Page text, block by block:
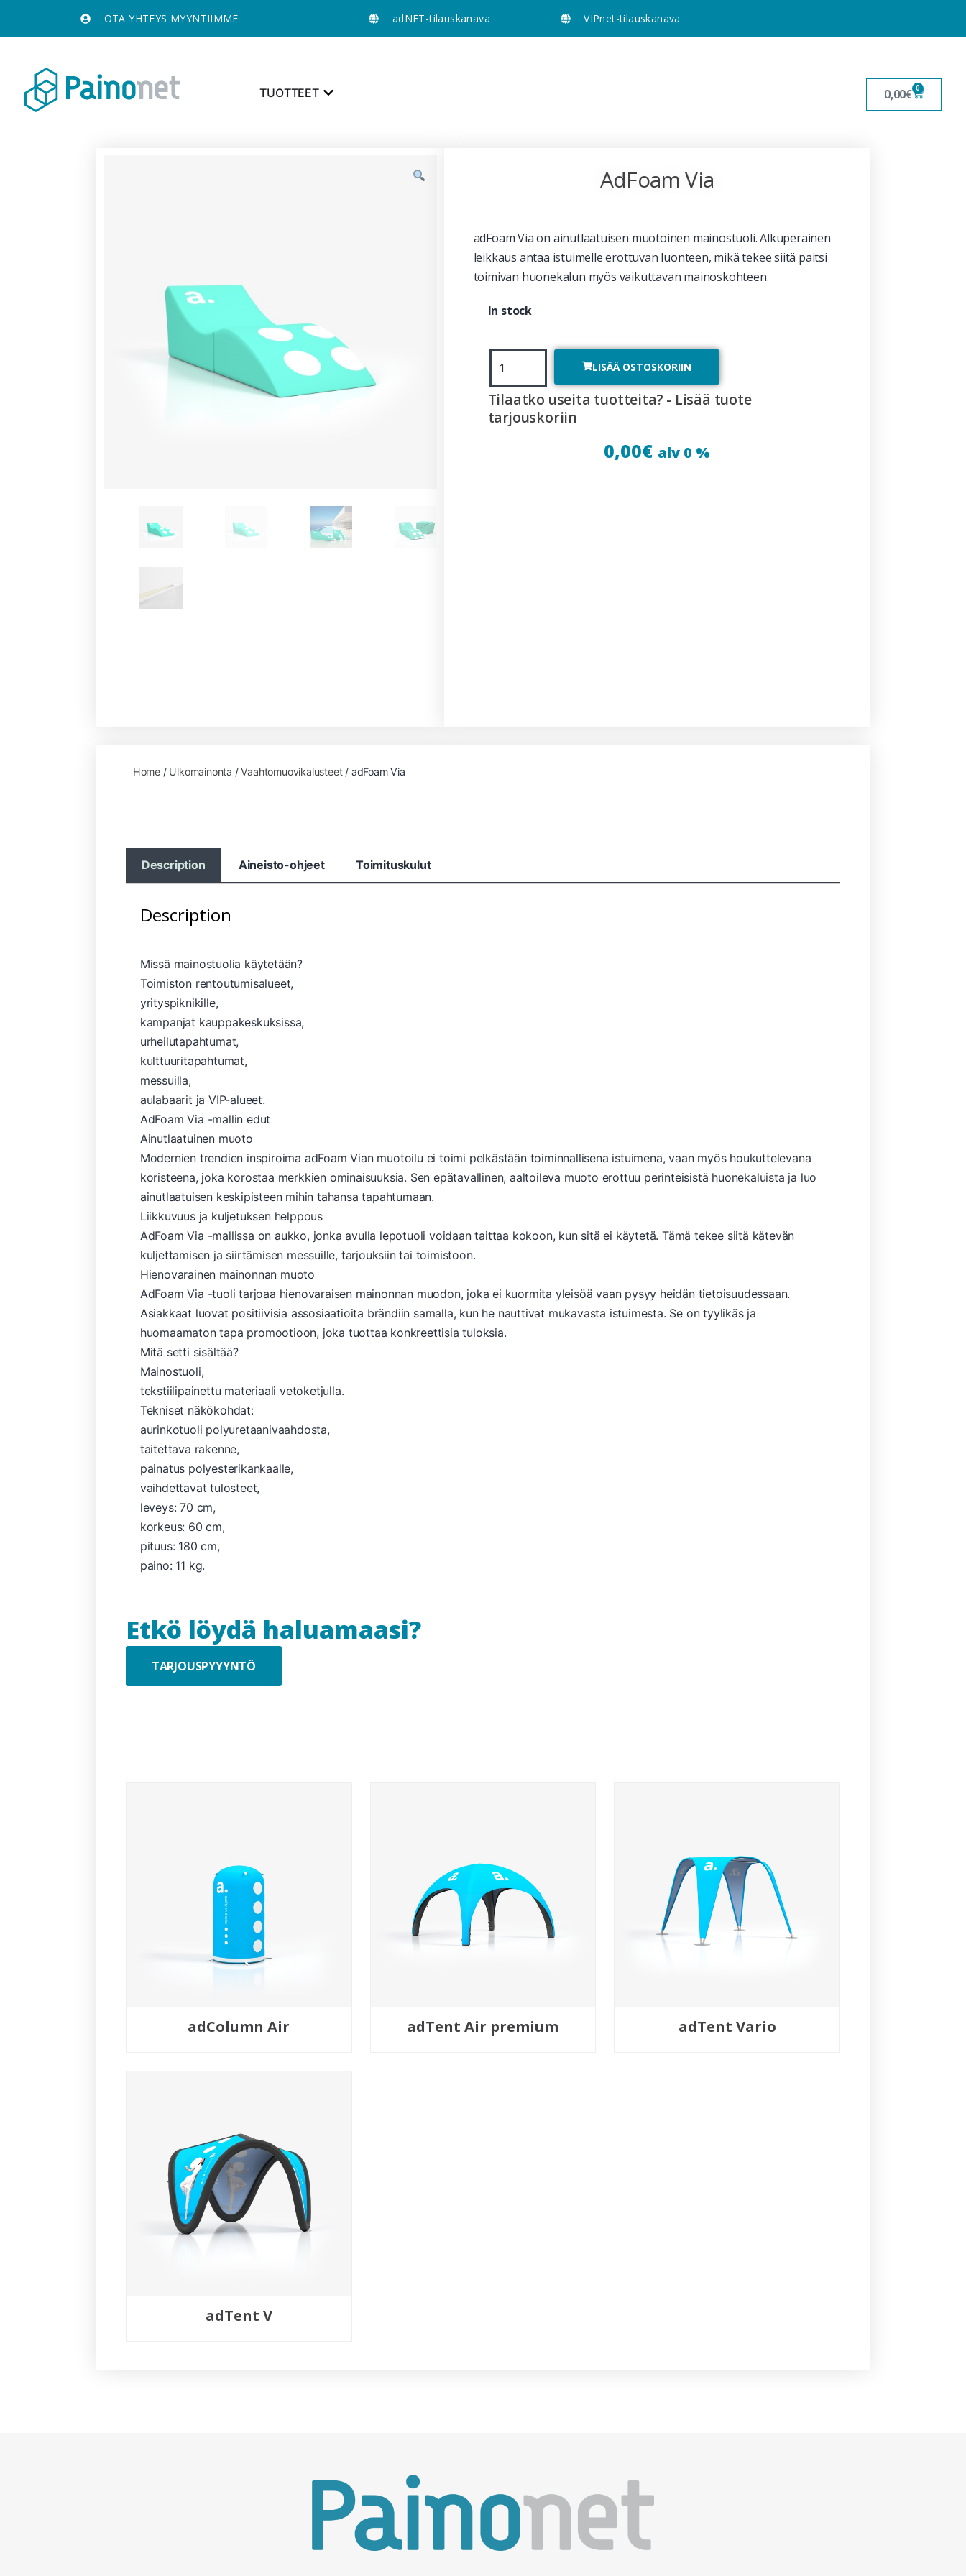
OTA YHTEYS MYYNTIIMME adNET-tilauskanava VIPnet-tilauskanava
TUOTTEET 0,00€ 0
AdFoam Via
adFoam Via on ainutlaatuisen muotoinen mainostuoli. Alkuperäinen
leikkaus antaa istuimelle erottuvan luonteen, mikä tekee siitä paitsi
toimivan huonekalun myös vaikuttavan mainoskohteen.
In stock
LISÄÄ OSTOSKORIIN
Tilaatko useita tuotteita? - Lisää tuote
tarjouskoriin
0,00€ alv 0 %
Home/ Ulkomainonta /Vaahtomuovikalusteet/ adFoam Via
Description Aineisto-ohjeet Toimituskulut
Description
Missä mainostuolia käytetään?
Toimiston rentoutumisalueet,
yrityspiknikille,
kampanjat kauppakeskuksissa,
urheilutapahtumat,
kulttuuritapahtumat,
messuilla,
aulabaarit ja VIP-alueet.
AdFoam Via -mallin edut
Ainutlaatuinen muoto
Modernien trendien inspiroima adFoam Vian muotoilu ei toimi pelkästään toiminnallisena istuimena, vaan myös houkuttelevana
koristeena, joka korostaa merkkien ominaisuuksia. Sen epätavallinen, aaltoileva muoto erottuu perinteisistä huonekaluista ja luo
ainutlaatuisen keskipisteen mihin tahansa tapahtumaan.
Liikkuvuus ja kuljetuksen helppous
AdFoam Via -mallissa on aukko, jonka avulla lepotuoli voidaan taittaa kokoon, kun sitä ei käytetä. Tämä tekee siitä kätevän
kuljettamisen ja siirtämisen messuille, tarjouksiin tai toimistoon.
Hienovarainen mainonnan muoto
AdFoam Via -tuoli tarjoaa hienovaraisen mainonnan muodon, joka ei kuormita yleisöä vaan pysyy heidän tietoisuudessaan.
Asiakkaat luovat positiivisia assosiaatioita brändiin samalla, kun he nauttivat mukavasta istuimesta. Se on tyylikäs ja
huomaamaton tapa promootioon, joka tuottaa konkreettisia tuloksia.
Mitä setti sisältää?
Mainostuoli,
tekstiilipainettu materiaali vetoketjulla.
Tekniset näkökohdat:
aurinkotuoli polyuretaanivaahdosta,
taitettava rakenne,
painatus polyesterikankaalle,
vaihdettavat tulosteet,
leveys: 70 cm,
korkeus: 60 cm,
pituus: 180 cm,
paino: 11 kg.
Etkö löydä haluamaasi?
TARJOUSPYYYNTÖ
adColumn Air adTent Air premium adTent Vario
adTent V